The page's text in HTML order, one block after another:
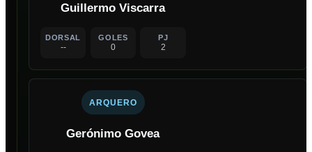
Guillermo Viscarra
DORSAL
--
GOLES
0
PJ
2
ARQUERO
Gerónimo Govea